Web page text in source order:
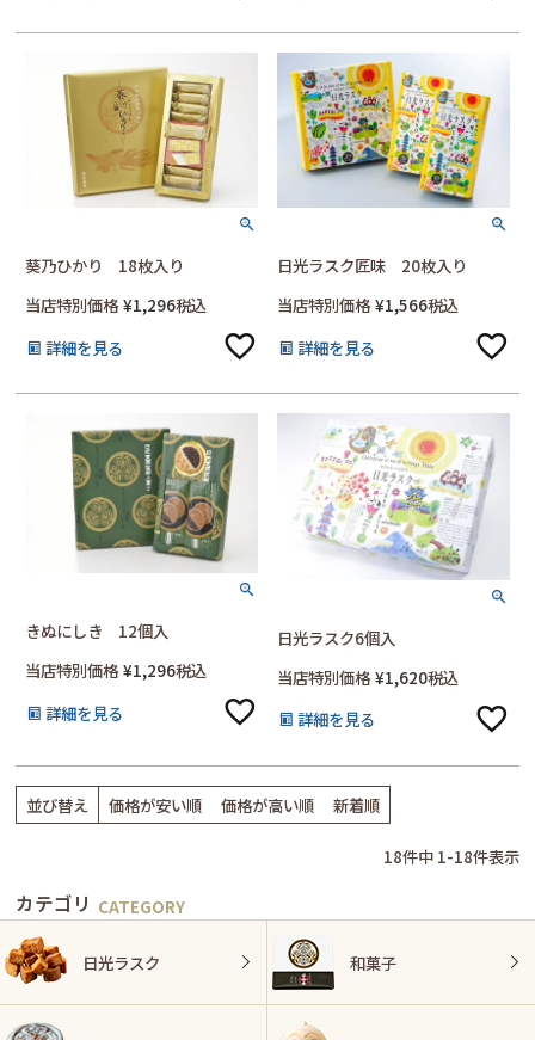
カテゴリ
日光ラスク 和菓子
葵乃ひかり 18枚入り
当店特別価格 ¥1,296税込
詳細を見る
日光ラスク匠味 20枚入り
当店特別価格 ¥1,566税込
詳細を見る
きぬにしき 12個入
当店特別価格 ¥1,296税込
詳細を見る
日光ラスク6個入
当店特別価格 ¥1,620税込
詳細を見る
並び替え 価格が安い順 価格が高い順 新着順
18件中 1-18件表示